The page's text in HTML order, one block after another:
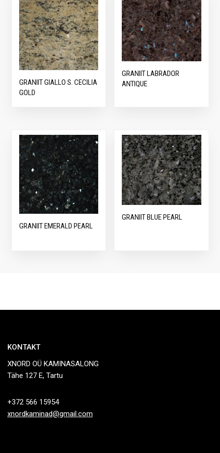
GRANIIT GIALLO S. CECILIA
GOLD
GRANIIT LABRADOR
ANTIQUE
GRANIIT EMERALD PEARL
GRANIIT BLUE PEARL
KONTAKT
XNORD OÜ KAMINASALONG
Tähe 127 E, Tartu
+372 566 15954
xnordkaminad@gmail.com